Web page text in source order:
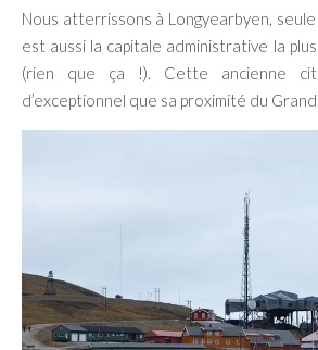
Nous atterrissons à Longyearbyen, seule
est aussi la capitale administrative la
(rien que ça !). Cette ancienne
d’exceptionnel que sa proximité du